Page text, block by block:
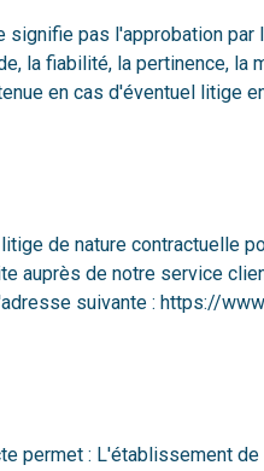
pas l'approbation par
la fiabilité, la pertinence, la
en cas d'éventuel litige
de nature contractuelle
auprès de notre service
suivante : https://
permet : L'établissement